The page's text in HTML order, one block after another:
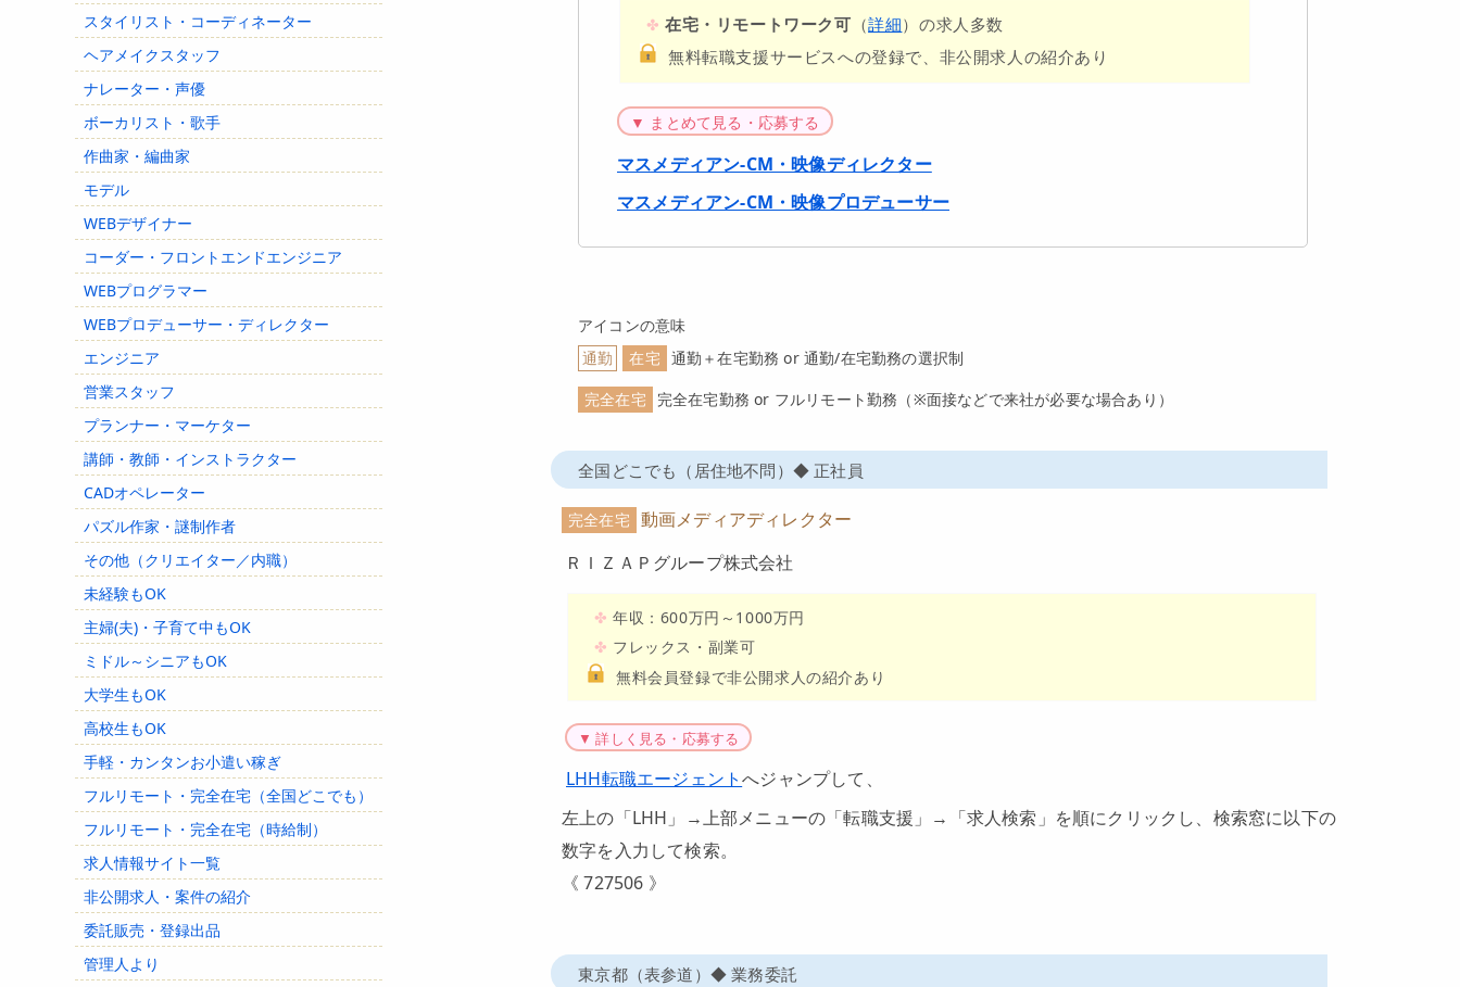
在宅・リモートワーク可 （詳細）の求人多数
無料転職支援サービスへの登録で、非公開求人の紹介あり
▼ まとめて見る・応募する
マスメディアン-CM・映像ディレクター
マスメディアン-CM・映像プロデューサー
アイコンの意味
通勤
在宅 通勤＋在宅勤務 or 通勤/在宅勤務の選択制
完全在宅
完全在宅勤務 or フルリモート勤務 （※面接などで来社が必要な場合あり）
全国どこでも（居住地不問）◆ 正社員
完全在宅 動画メディアディレクター
ＲＩＺＡＰグループ株式会社
年収：600万円～1000万円
フレックス・副業可
無料会員登録で非公開求人の紹介あり
▼ 詳しく見る・応募する
LHH転職エージェントへジャンプして、
左上の「LHH」→上部メニューの「転職支援」→「求人検索」を順にクリックし、検索窓に以下の
数字を入力して検索。
《 727506 》
東京都（表参道）◆ 業務委託
スタイリスト・コーディネーター
ヘアメイクスタッフ
ナレーター・声優
ボーカリスト・歌手
作曲家・編曲家
モデル
WEBデザイナー
コーダー・フロントエンドエンジニア
WEBプログラマー
WEBプロデューサー・ディレクター
エンジニア
営業スタッフ
プランナー・マーケター
講師・教師・インストラクター
CADオペレーター
パズル作家・謎制作者
その他（クリエイター／内職）
未経験もOK
主婦(夫)・子育て中もOK
ミドル～シニアもOK
大学生もOK
高校生もOK
手軽・カンタンお小遣い稼ぎ
フルリモート・完全在宅（全国どこでも）
フルリモート・完全在宅（時給制）
求人情報サイト一覧
非公開求人・案件の紹介
委託販売・登録出品
管理人より